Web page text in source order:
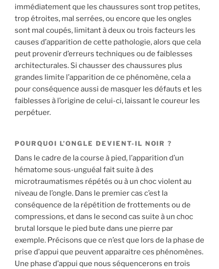
immédiatement que les chaussures sont trop petites,
trop étroites, mal serrées, ou encore que les ongles
sont mal coupés, limitant à deux ou trois facteurs les
causes d’apparition de cette pathologie, alors que cela
peut provenir d’erreurs techniques ou de faiblesses
architecturales. Si chausser des chaussures plus
grandes limite l’apparition de ce phénomène, cela a
pour conséquence aussi de masquer les défauts et les
faiblesses à l’origine de celui-ci, laissant le coureur les
perpétuer.
POURQUOI L’ONGLE DEVIENT-IL NOIR ?
Dans le cadre de la course à pied, l’apparition d’un
hématome sous-unguéal fait suite à des
microtraumatismes répétés ou à un choc violent au
niveau de l’ongle. Dans le premier cas c’est la
conséquence de la répétition de frottements ou de
compressions, et dans le second cas suite à un choc
brutal lorsque le pied bute dans une pierre par
exemple. Précisons que ce n’est que lors de la phase de
prise d’appui que peuvent apparaitre ces phénomènes.
Une phase d’appui que nous séquencerons en trois